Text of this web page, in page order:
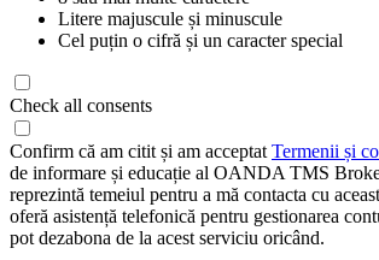
Litere majuscule și minuscule
Cel puțin o cifră și un caracter special
Check all consents
Confirm că am citit și am acceptat Termenii și
de informare și educație al OANDA TMS
reprezintă temeiul pentru a mă contacta cu
oferă asistență telefonică pentru gestionarea
pot dezabona de la acest serviciu oricând.